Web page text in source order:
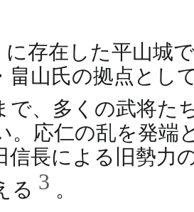
に存在した平山城
山氏の拠点とし
で、多くの武将た
応仁の乱を発端
長による旧勢力
る 3 。